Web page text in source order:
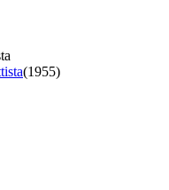
(1955)